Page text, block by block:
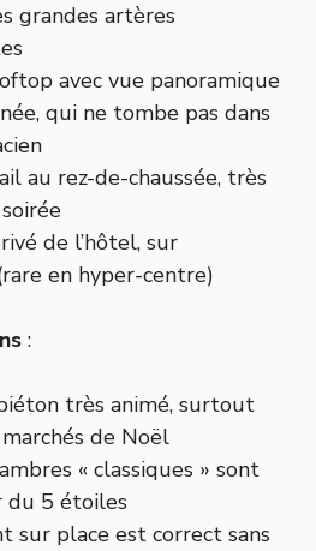
grandes artères
avec vue panoramique
qui ne tombe pas dans
au rez-de-chaussée, très
de l’hôtel, sur
en hyper-centre)
:
très animé, surtout
de Noël
« classiques » sont
5 étoiles
sur place est correct sans